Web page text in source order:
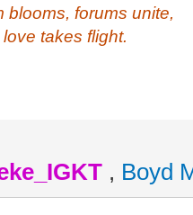
blooms, forums unite,
takes flight.
, Boyd